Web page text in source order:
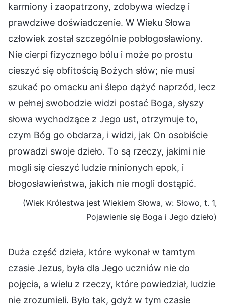
karmiony i zaopatrzony, zdobywa wiedzę i
prawdziwe doświadczenie. W Wieku Słowa
człowiek został szczególnie pobłogosławiony.
Nie cierpi fizycznego bólu i może po prostu
cieszyć się obfitością Bożych słów; nie musi
szukać po omacku ani ślepo dążyć naprzód, lecz
w pełnej swobodzie widzi postać Boga, słyszy
słowa wychodzące z Jego ust, otrzymuje to,
czym Bóg go obdarza, i widzi, jak On osobiście
prowadzi swoje dzieło. To są rzeczy, jakimi nie
mogli się cieszyć ludzie minionych epok, i
błogosławieństwa, jakich nie mogli dostąpić.
(Wiek Królestwa jest Wiekiem Słowa, w: Słowo, t. 1,
Pojawienie się Boga i Jego dzieło)
Duża część dzieła, które wykonał w tamtym
czasie Jezus, była dla Jego uczniów nie do
pojęcia, a wielu z rzeczy, które powiedział, ludzie
nie zrozumieli. Było tak, gdyż w tym czasie